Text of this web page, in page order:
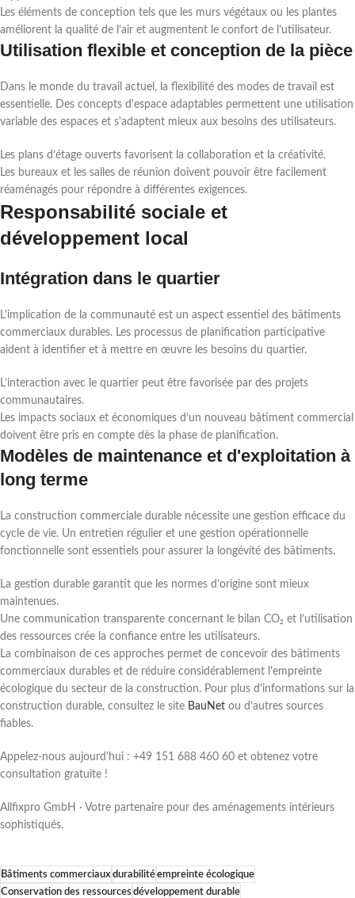
Les éléments de conception tels que les murs végétaux ou les plantes
améliorent la qualité de l’air et augmentent le confort de l’utilisateur.
Utilisation flexible et conception de la pièce
Dans le monde du travail actuel, la flexibilité des modes de travail est
essentielle. Des concepts d'espace adaptables permettent une utilisation
variable des espaces et s'adaptent mieux aux besoins des utilisateurs.
Les plans d’étage ouverts favorisent la collaboration et la créativité.
Les bureaux et les salles de réunion doivent pouvoir être facilement
réaménagés pour répondre à différentes exigences.
Responsabilité sociale et
développement local
Intégration dans le quartier
L'implication de la communauté est un aspect essentiel des bâtiments
commerciaux durables. Les processus de planification participative
aident à identifier et à mettre en œuvre les besoins du quartier.
L’interaction avec le quartier peut être favorisée par des projets
communautaires.
Les impacts sociaux et économiques d’un nouveau bâtiment commercial
doivent être pris en compte dès la phase de planification.
Modèles de maintenance et d'exploitation à
long terme
La construction commerciale durable nécessite une gestion efficace du
cycle de vie. Un entretien régulier et une gestion opérationnelle
fonctionnelle sont essentiels pour assurer la longévité des bâtiments.
La gestion durable garantit que les normes d’origine sont mieux
maintenues.
Une communication transparente concernant le bilan CO₂ et l’utilisation
des ressources crée la confiance entre les utilisateurs.
La combinaison de ces approches permet de concevoir des bâtiments
commerciaux durables et de réduire considérablement l'empreinte
écologique du secteur de la construction. Pour plus d'informations sur la
construction durable, consultez le site BauNet ou d’autres sources
fiables.
Appelez-nous aujourd'hui : +49 151 688 460 60 et obtenez votre
consultation gratuite !
Allfixpro GmbH · Votre partenaire pour des aménagements intérieurs
sophistiqués.
Bâtiments commerciauxdurabilitéempreinte écologique
Conservation des ressourcesdéveloppement durable